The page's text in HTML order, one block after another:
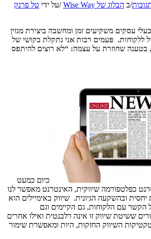
/ב הבלוג של Wise Way /על ידי טל פרנק
עסקים משקיעים זמן ומחשבה ביצירת מגזין
ללקוחות. פעמים רבות אני נתקלת בקושי של
בטענה שחוזרת על עצמה: “לא רוצים להיתפס
כיום כמעט
כפלטפורמה שיווקית, האינטרנט מאפשר לנו
יחסית ובהשקעה הגיונית. שיווק באימיילים הוא
עם הלקוחות, גם הקיימים וגם
ששיטת שיווק זו אינה רלבנטית ואילו אחרים
השיווק החזקות, היות ומאפשרת שימור